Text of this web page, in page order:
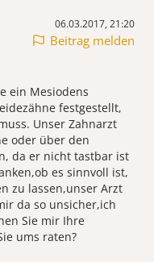
06.03.2017, 21:20
Beitrag melden
ein Mesiodens
festgestellt,
Unser Zahnarzt
oder über den
da er nicht tastbar ist
es sinnvoll ist,
zu lassen,unser Arzt
da so unsicher,ich
Sie mir Ihre
ums raten?